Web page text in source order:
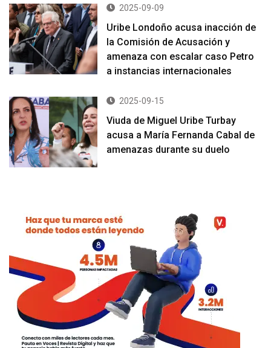
2025-09-09
Uribe Londoño acusa inacción de
la Comisión de Acusación y
amenaza con escalar caso Petro
a instancias internacionales
2025-09-15
Viuda de Miguel Uribe Turbay
acusa a María Fernanda Cabal de
amenazas durante su duelo